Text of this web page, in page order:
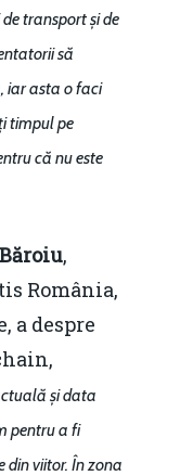
transport și de
să
iar asta o faci
timpul pe
că nu este
,
România,
a despre
și data
pentru a fi
din viitor. În zona